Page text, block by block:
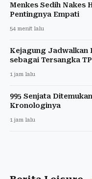
Menkes Sedih Nakes
Pentingnya Empati
54 menit lalu
Kejagung Jadwalkan
sebagai Tersangka
1 jam lalu
995 Senjata
Kronologinya
1 jam lalu